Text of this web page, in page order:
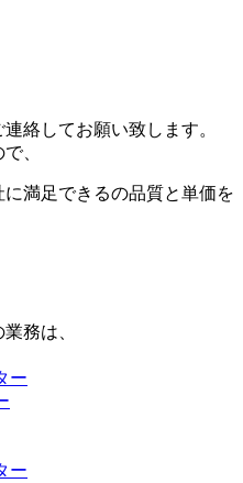
絡してお願い致します。
、
満足できるの品質と単価を
務は、
ー
ー